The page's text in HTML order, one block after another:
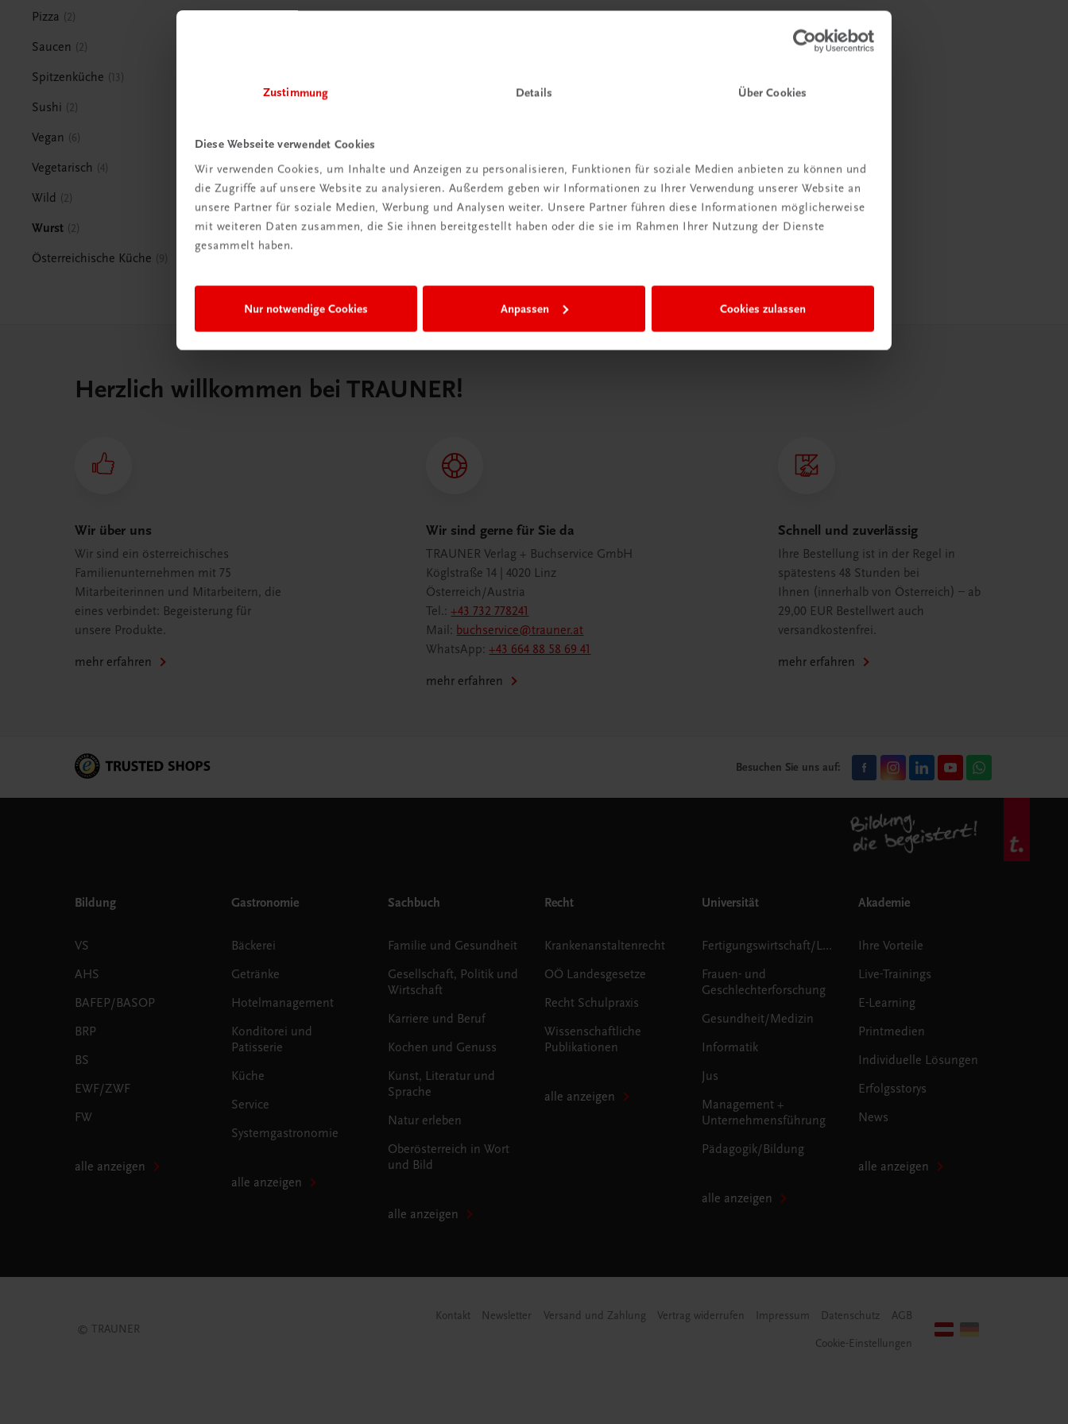
Zustimmung Details Über Cookies
Diese Webseite verwendet Cookies
Wir verwenden Cookies, um Inhalte und Anzeigen zu personalisieren, Funktionen für soziale Medien anbieten zu können und
die Zugriffe auf unsere Website zu analysieren. Außerdem geben wir Informationen zu Ihrer Verwendung unserer Website an
unsere Partner für soziale Medien, Werbung und Analysen weiter. Unsere Partner führen diese Informationen möglicherweise
mit weiteren Daten zusammen, die Sie ihnen bereitgestellt haben oder die sie im Rahmen Ihrer Nutzung der Dienste
gesammelt haben.
Nur notwendige Cookies Anpassen Cookies zulassen
Pizza 2
Saucen 2
Spitzenküche 13
Sushi 2
Vegan 6
Vegetarisch 4
Wild 2
Wurst 2
Österreichische Küche 9
Herzlich willkommen bei TRAUNER!
Wir über uns
Wir sind ein österreichisches
Familienunternehmen mit 75
Mitarbeiterinnen und Mitarbeitern, die
eines verbindet: Begeisterung für
unsere Produkte.
mehr erfahren
Wir sind gerne für Sie da
TRAUNER Verlag + Buchservice GmbH
Köglstraße 14 | 4020 Linz
Österreich/Austria
Tel.:+43 732 778241
Mail: buchservice@trauner.at
WhatsApp:+43 664 88 58 69 41
mehr erfahren
Schnell und zuverlässig
Ihre Bestellung ist in der Regel in
spätestens 48 Stunden bei
Ihnen (innerhalb von Österreich) – ab
29,00 EUR Bestellwert auch
versandkostenfrei.
mehr erfahren
Besuchen Sie uns auf:
Bildung
VS
AHS
BAFEP/BASOP
BRP
BS
EWF/ZWF
FW
alle anzeigen
Gastronomie
Bäckerei
Getränke
Hotelmanagement
Konditorei und
Patisserie
Küche
Service
Systemgastronomie
alle anzeigen
Sachbuch
Familie und Gesundheit
Gesellschaft, Politik und
Wirtschaft
Karriere und Beruf
Kochen und Genuss
Kunst, Literatur und
Sprache
Natur erleben
Oberösterreich in Wort
und Bild
alle anzeigen
Recht
Krankenanstaltenrecht
OÖ Landesgesetze
Recht Schulpraxis
Wissenschaftliche
Publikationen
alle anzeigen
Universität
Fertigungswirtschaft/Logistik
Frauen- und
Geschlechterforschung
Gesundheit/Medizin
Informatik
Jus
Management +
Unternehmensführung
Pädagogik/Bildung
alle anzeigen
Akademie
Ihre Vorteile
Live-Trainings
E-Learning
Printmedien
Individuelle Lösungen
Erfolgsstorys
News
alle anzeigen
© TRAUNER
Kontakt Newsletter Versand und Zahlung Vertrag widerrufen Impressum Datenschutz AGB
Cookie-Einstellungen